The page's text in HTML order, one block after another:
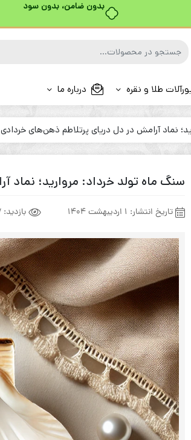
خرید قسطی با ترب‌پی
طلا و نقره درباره ما
نماد آرامش در دل دریای پرتلاطم ذهن‌های خردادی
سنگ ماه تولد خرداد: مروارید؛ نماد
تاریخ انتشار: 1 اردیبهشت 1404 بازدید: